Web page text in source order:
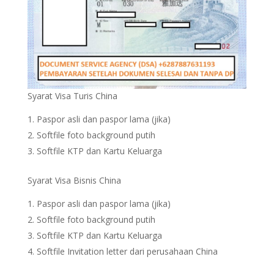
Syarat Visa Turis China
Paspor asli dan paspor lama (jika)
Softfile foto background putih
Softfile KTP dan Kartu Keluarga
Syarat Visa Bisnis China
Paspor asli dan paspor lama (jika)
Softfile foto background putih
Softfile KTP dan Kartu Keluarga
Softfile Invitation letter dari perusahaan China